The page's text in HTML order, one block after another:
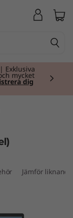
| Exklusiva
mycket
dig
Jämför